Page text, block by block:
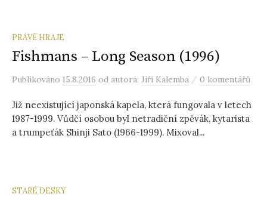
PRÁVĚ HRAJE
Fishmans – Long Season (1996)
Publikováno 15.8.2016 od autora: Jiří Kalemba / 0 komentářů
Již neexistující japonská kapela, která fungovala v letech
1987-1999. Vůdčí osobou byl netradiční zpěvák, kytarista
a trumpeťák Shinji Sato (1966-1999). Mixoval...
STARÉ DESKY